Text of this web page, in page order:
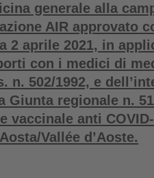
generale alla
AIR approvato
2 aprile 2021, in
con i medici di
n. 502/1992, e
Giunta regionale n.
vaccinale anti
Vallée d’Aoste.